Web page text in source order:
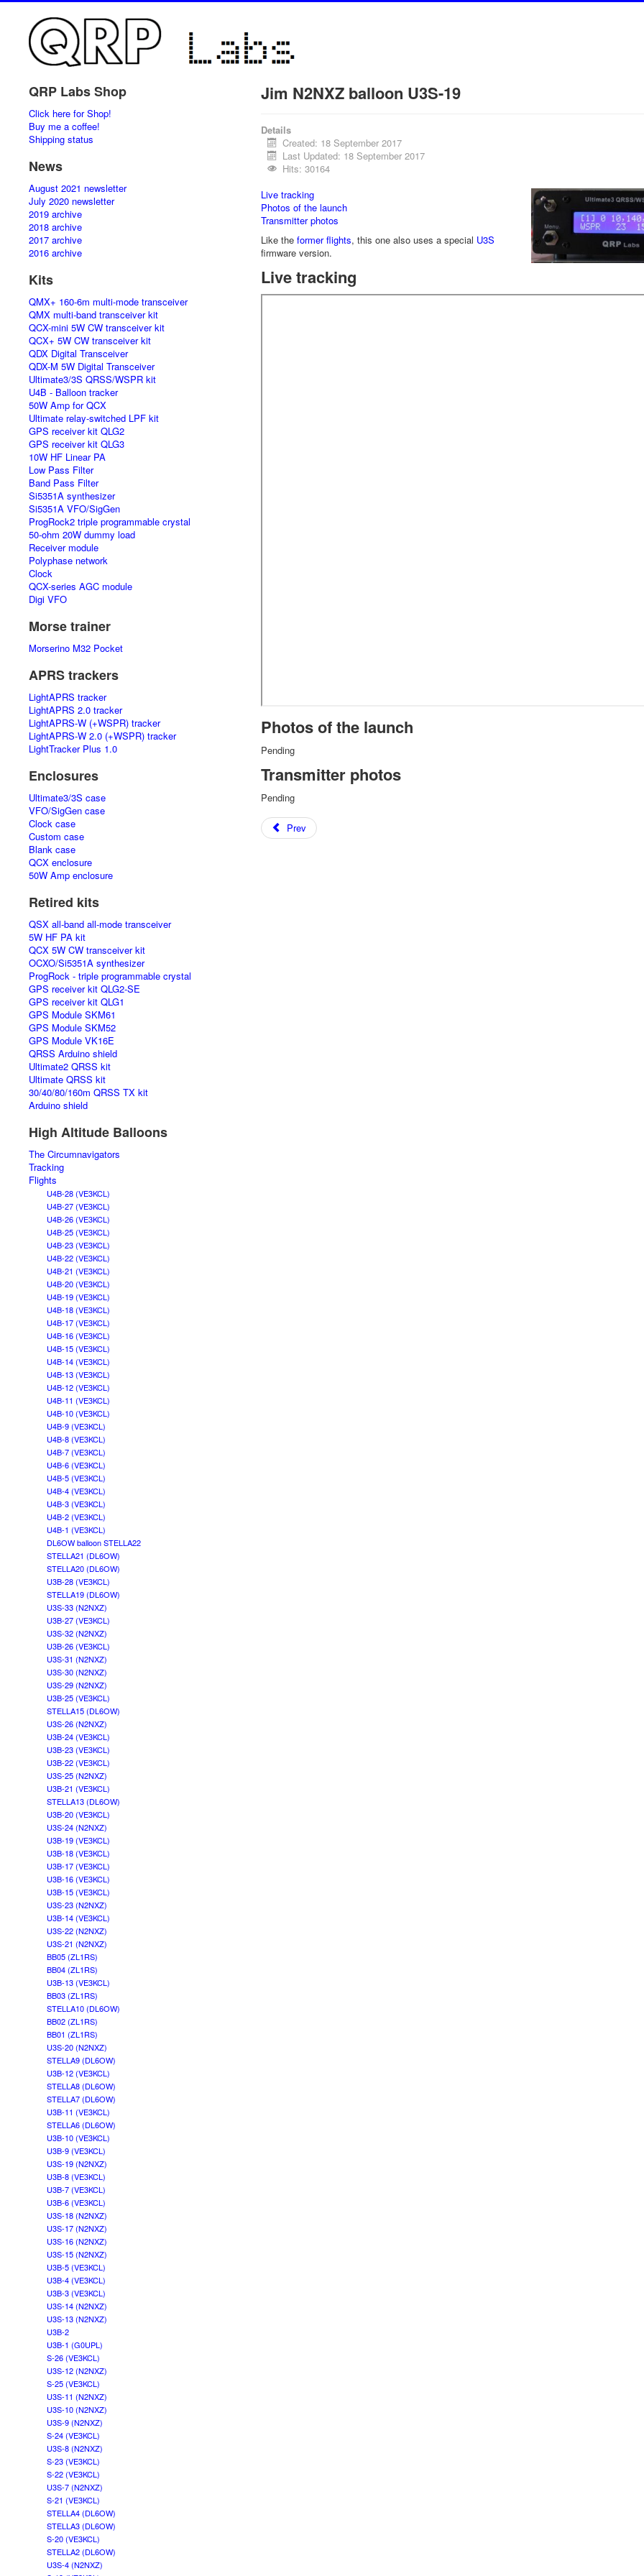
QRP Labs Shop
Click here for Shop!
Buy me a coffee!
Shipping status
News
August 2021 newsletter
July 2020 newsletter
2019 archive
2018 archive
2017 archive
2016 archive
Kits
QMX+ 160-6m multi-mode transceiver
QMX multi-band transceiver kit
QCX-mini 5W CW transceiver kit
QCX+ 5W CW transceiver kit
QDX Digital Transceiver
QDX-M 5W Digital Transceiver
Ultimate3/3S QRSS/WSPR kit
U4B - Balloon tracker
50W Amp for QCX
Ultimate relay-switched LPF kit
GPS receiver kit QLG2
GPS receiver kit QLG3
10W HF Linear PA
Low Pass Filter
Band Pass Filter
Si5351A synthesizer
Si5351A VFO/SigGen
ProgRock2 triple programmable crystal
50-ohm 20W dummy load
Receiver module
Polyphase network
Clock
QCX-series AGC module
Digi VFO
Morse trainer
Morserino M32 Pocket
APRS trackers
LightAPRS tracker
LightAPRS 2.0 tracker
LightAPRS-W (+WSPR) tracker
LightAPRS-W 2.0 (+WSPR) tracker
LightTracker Plus 1.0
Enclosures
Ultimate3/3S case
VFO/SigGen case
Clock case
Custom case
Blank case
QCX enclosure
50W Amp enclosure
Retired kits
QSX all-band all-mode transceiver
5W HF PA kit
QCX 5W CW transceiver kit
OCXO/Si5351A synthesizer
ProgRock - triple programmable crystal
GPS receiver kit QLG2-SE
GPS receiver kit QLG1
GPS Module SKM61
GPS Module SKM52
GPS Module VK16E
QRSS Arduino shield
Ultimate2 QRSS kit
Ultimate QRSS kit
30/40/80/160m QRSS TX kit
Arduino shield
High Altitude Balloons
The Circumnavigators
Tracking
Flights
U4B-28 (VE3KCL)
U4B-27 (VE3KCL)
U4B-26 (VE3KCL)
U4B-25 (VE3KCL)
U4B-23 (VE3KCL)
U4B-22 (VE3KCL)
U4B-21 (VE3KCL)
U4B-20 (VE3KCL)
U4B-19 (VE3KCL)
U4B-18 (VE3KCL)
U4B-17 (VE3KCL)
U4B-16 (VE3KCL)
U4B-15 (VE3KCL)
U4B-14 (VE3KCL)
U4B-13 (VE3KCL)
U4B-12 (VE3KCL)
U4B-11 (VE3KCL)
U4B-10 (VE3KCL)
U4B-9 (VE3KCL)
U4B-8 (VE3KCL)
U4B-7 (VE3KCL)
U4B-6 (VE3KCL)
U4B-5 (VE3KCL)
U4B-4 (VE3KCL)
U4B-3 (VE3KCL)
U4B-2 (VE3KCL)
U4B-1 (VE3KCL)
DL6OW balloon STELLA22
STELLA21 (DL6OW)
STELLA20 (DL6OW)
U3B-28 (VE3KCL)
STELLA19 (DL6OW)
U3S-33 (N2NXZ)
U3B-27 (VE3KCL)
U3S-32 (N2NXZ)
U3B-26 (VE3KCL)
U3S-31 (N2NXZ)
U3S-30 (N2NXZ)
U3S-29 (N2NXZ)
U3B-25 (VE3KCL)
STELLA15 (DL6OW)
U3S-26 (N2NXZ)
U3B-24 (VE3KCL)
U3B-23 (VE3KCL)
U3B-22 (VE3KCL)
U3S-25 (N2NXZ)
U3B-21 (VE3KCL)
STELLA13 (DL6OW)
U3B-20 (VE3KCL)
U3S-24 (N2NXZ)
U3B-19 (VE3KCL)
U3B-18 (VE3KCL)
U3B-17 (VE3KCL)
U3B-16 (VE3KCL)
U3B-15 (VE3KCL)
U3S-23 (N2NXZ)
U3B-14 (VE3KCL)
U3S-22 (N2NXZ)
U3S-21 (N2NXZ)
BB05 (ZL1RS)
BB04 (ZL1RS)
U3B-13 (VE3KCL)
BB03 (ZL1RS)
STELLA10 (DL6OW)
BB02 (ZL1RS)
BB01 (ZL1RS)
U3S-20 (N2NXZ)
STELLA9 (DL6OW)
U3B-12 (VE3KCL)
STELLA8 (DL6OW)
STELLA7 (DL6OW)
U3B-11 (VE3KCL)
STELLA6 (DL6OW)
U3B-10 (VE3KCL)
U3B-9 (VE3KCL)
U3S-19 (N2NXZ)
U3B-8 (VE3KCL)
U3B-7 (VE3KCL)
U3B-6 (VE3KCL)
U3S-18 (N2NXZ)
U3S-17 (N2NXZ)
U3S-16 (N2NXZ)
U3S-15 (N2NXZ)
U3B-5 (VE3KCL)
U3B-4 (VE3KCL)
U3B-3 (VE3KCL)
U3S-14 (N2NXZ)
U3S-13 (N2NXZ)
U3B-2
U3B-1 (G0UPL)
S-26 (VE3KCL)
U3S-12 (N2NXZ)
S-25 (VE3KCL)
U3S-11 (N2NXZ)
U3S-10 (N2NXZ)
U3S-9 (N2NXZ)
S-24 (VE3KCL)
U3S-8 (N2NXZ)
S-23 (VE3KCL)
S-22 (VE3KCL)
U3S-7 (N2NXZ)
S-21 (VE3KCL)
STELLA4 (DL6OW)
STELLA3 (DL6OW)
S-20 (VE3KCL)
STELLA2 (DL6OW)
U3S-4 (N2NXZ)
Jim N2NXZ balloon U3S-19
Details
Created: 18 September 2017
Last Updated: 18 September 2017
Hits: 30164
Live tracking
Photos of the launch
Transmitter photos
Like the former flights, this one also uses a special U3S
firmware version.
Live tracking
Photos of the launch
Pending
Transmitter photos
Pending
Prev